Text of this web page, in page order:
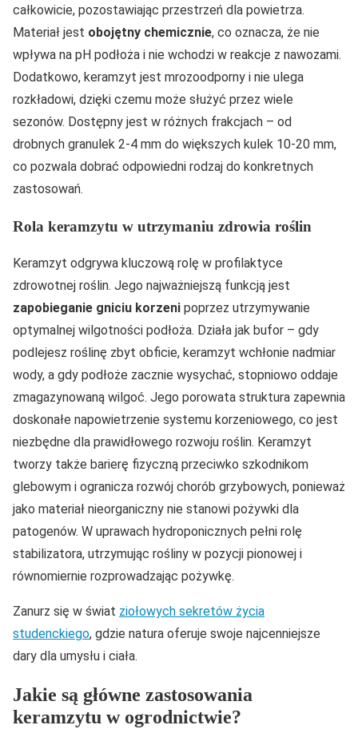
całkowicie, pozostawiając przestrzeń dla powietrza.
Materiał jest obojętny chemicznie, co oznacza, że nie
wpływa na pH podłoża i nie wchodzi w reakcje z nawozami.
Dodatkowo, keramzyt jest mrozoodporny i nie ulega
rozkładowi, dzięki czemu może służyć przez wiele
sezonów. Dostępny jest w różnych frakcjach – od
drobnych granulek 2-4 mm do większych kulek 10-20 mm,
co pozwala dobrać odpowiedni rodzaj do konkretnych
zastosowań.
Rola keramzytu w utrzymaniu zdrowia roślin
Keramzyt odgrywa kluczową rolę w profilaktyce
zdrowotnej roślin. Jego najważniejszą funkcją jest
zapobieganie gniciu korzeni poprzez utrzymywanie
optymalnej wilgotności podłoża. Działa jak bufor – gdy
podlejesz roślinę zbyt obficie, keramzyt wchłonie nadmiar
wody, a gdy podłoże zacznie wysychać, stopniowo oddaje
zmagazynowaną wilgoć. Jego porowata struktura zapewnia
doskonałe napowietrzenie systemu korzeniowego, co jest
niezbędne dla prawidłowego rozwoju roślin. Keramzyt
tworzy także barierę fizyczną przeciwko szkodnikom
glebowym i ogranicza rozwój chorób grzybowych, ponieważ
jako materiał nieorganiczny nie stanowi pożywki dla
patogenów. W uprawach hydroponicznych pełni rolę
stabilizatora, utrzymując rośliny w pozycji pionowej i
równomiernie rozprowadzając pożywkę.
Zanurz się w świat ziołowych sekretów życia
studenckiego, gdzie natura oferuje swoje najcenniejsze
dary dla umysłu i ciała.
Jakie są główne zastosowania
keramzytu w ogrodnictwie?